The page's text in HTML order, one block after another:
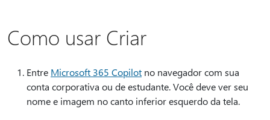
Como usar Criar
Entre Microsoft 365 Copilot no navegador com sua
conta corporativa ou de estudante. Você deve ver seu
nome e imagem no canto inferior esquerdo da tela.